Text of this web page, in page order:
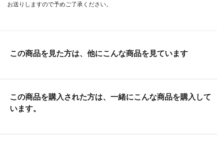
お送りしますので予めご了承ください。
この商品を見た方は、他にこんな商品を見ています
この商品を購入された方は、一緒にこんな商品を購入して
います。